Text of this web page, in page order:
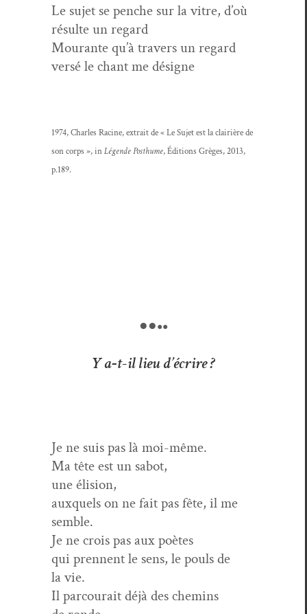
Le sujet se penche sur la vit­re, d’où
résulte un regard
Mourante qu’à tra­vers un regard
ver­sé le chant me désigne
1974, Charles Racine, extrait de « Le Sujet est la clair­ière de
son corps », inLégende Posthume, Édi­tions Grèges, 2013,
p.189.
●●●●
Y a‑t-il lieu d’écrire ?
Je ne suis pas là moi-même.
Ma tête est un sabot,
une élision,
aux­quels on ne fait pas fête, il me
semble.
Je ne crois pas aux poètes
qui pren­nent le sens, le pouls de
la vie.
Il par­courait déjà des chemins